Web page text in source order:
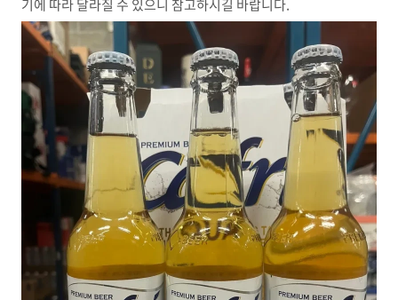
기에 따라 달라질 수 있으니 참고하시길 바랍니다.